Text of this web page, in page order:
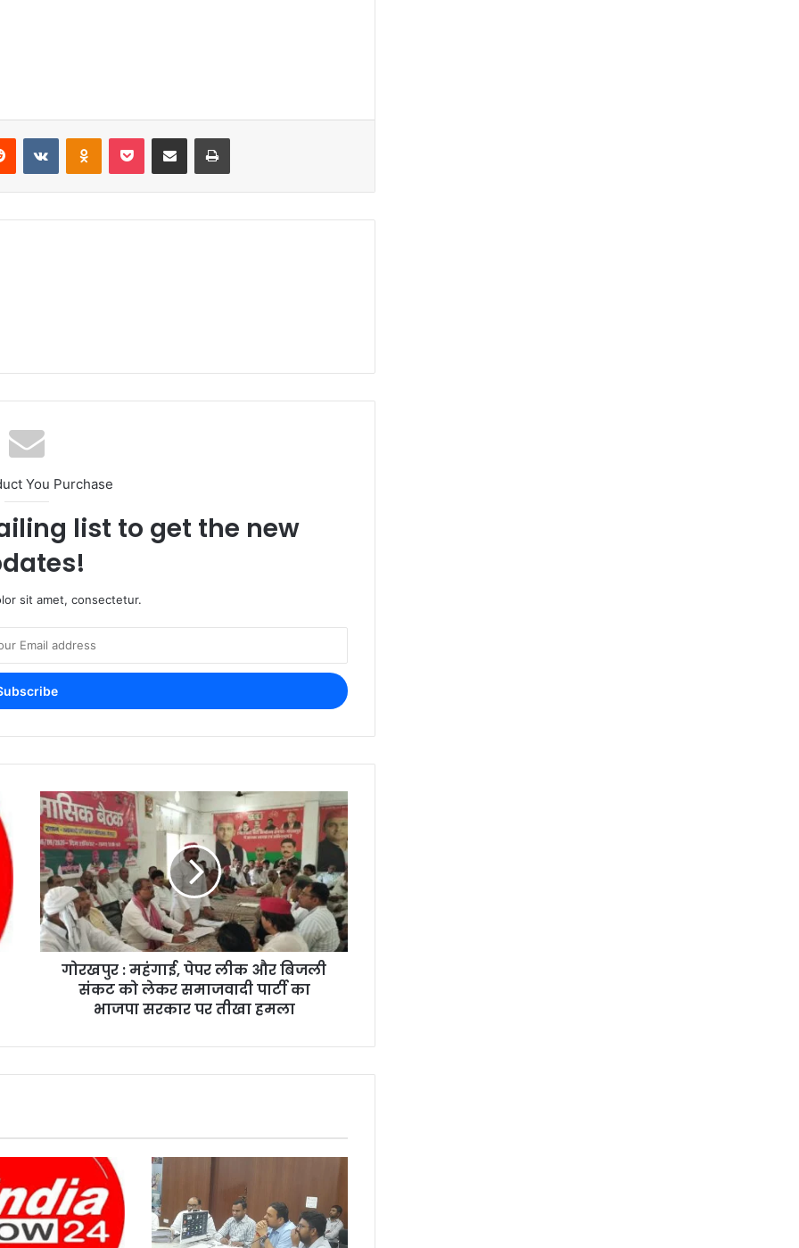
You Purchase
list to get the new
sit amet, consectetur.
गोरखपुर : महंगाई, पेपर लीक और बिजली
संकट को लेकर समाजवादी पार्टी का
भाजपा सरकार पर तीखा हमला